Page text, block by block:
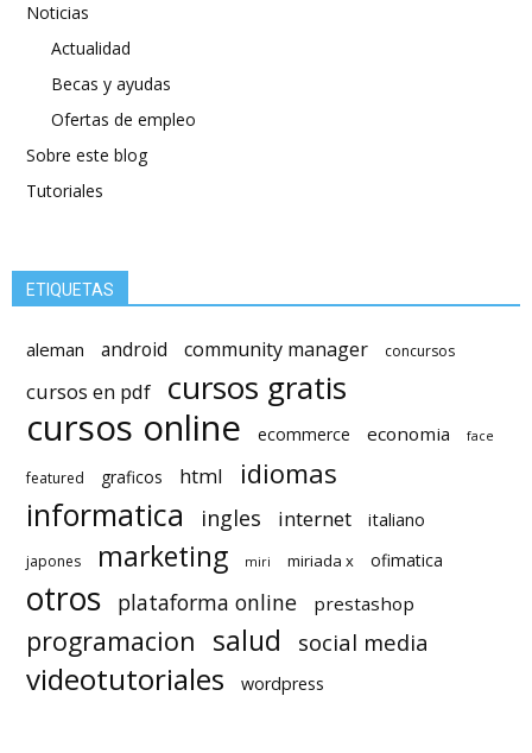
Noticias
Actualidad
Becas y ayudas
Ofertas de empleo
Sobre este blog
Tutoriales
ETIQUETAS
aleman android community manager concursos
cursos en pdf cursos gratis
cursos online ecommerce economia face
featured graficos html idiomas
informatica ingles internet italiano
japones marketing miri miriada x ofimatica
otros plataforma online prestashop
programacion salud social media
videotutoriales wordpress